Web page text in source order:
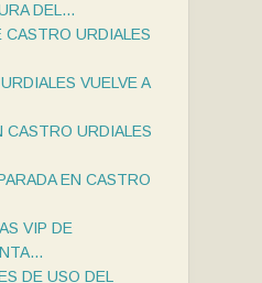
DEL...
CASTRO URDIALES
VUELVE A
CASTRO URDIALES
EN CASTRO
VIP DE
DE USO DEL